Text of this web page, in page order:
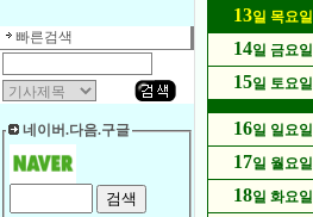
빠른검색
네이버.다음.구글
13일 목요일
14일 금요일
15일 토요일
16일 일요일
17일 월요일
18일 화요일